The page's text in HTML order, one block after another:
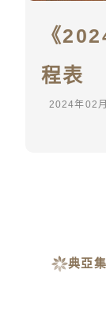
《
程表
2024
典亞